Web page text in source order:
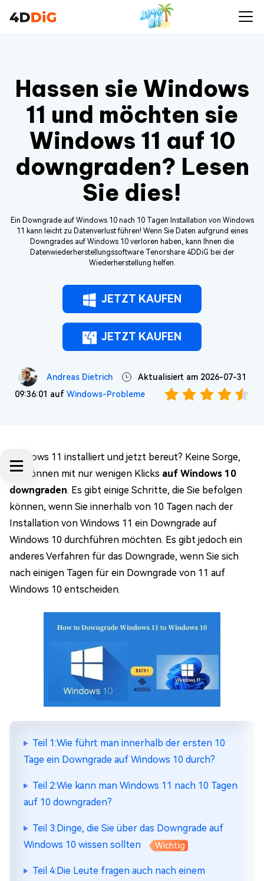
Hassen sie Windows
11 und möchten sie
Windows 11 auf 10
downgraden? Lesen
Sie dies!
Ein Downgrade auf Windows 10 nach 10 Tagen Installation von Windows
11 kann leicht zu Datenverlust führen! Wenn Sie Daten aufgrund eines
Downgrades auf Windows 10 verloren haben, kann Ihnen die
Datenwiederherstellungssoftware Tenorshare 4DDiG bei der
Wiederherstellung helfen.
JETZT KAUFEN
JETZT KAUFEN
Andreas Dietrich
Aktualisiert am 2026-07-31
09:36:01 auf Windows-Probleme
Windows 11 installiert und jetzt bereut? Keine Sorge,
Sie können mit nur wenigen Klicks auf Windows 10
downgraden. Es gibt einige Schritte, die Sie befolgen
können, wenn Sie innerhalb von 10 Tagen nach der
Installation von Windows 11 ein Downgrade auf
Windows 10 durchführen möchten. Es gibt jedoch ein
anderes Verfahren für das Downgrade, wenn Sie sich
nach einigen Tagen für ein Downgrade von 11 auf
Windows 10 entscheiden.
Teil 1:Wie führt man innerhalb der ersten 10
Tage ein Downgrade auf Windows 10 durch?
Teil 2:Wie kann man Windows 11 nach 10 Tagen
auf 10 downgraden?
Teil 3:Dinge, die Sie über das Downgrade auf
Windows 10 wissen sollten
Wichtig
Teil 4:Die Leute fragen auch nach einem